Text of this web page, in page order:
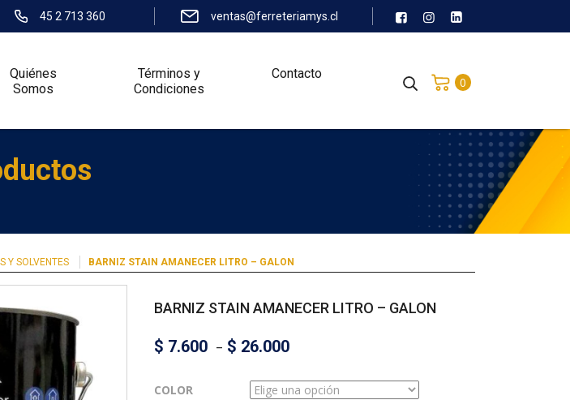
45 2 713 360 ventas@ferreteriamys.cl
Quiénes
Somos
Términos y
Condiciones
Contacto
0
Y SOLVENTES BARNIZ STAIN AMANECER LITRO – GALON
BARNIZ STAIN AMANECER LITRO – GALON
$ 7.600 – $ 26.000
COLOR